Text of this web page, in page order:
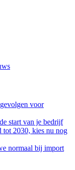
voor
start van je bedrijf
2030, kies nu nog
normaal bij import